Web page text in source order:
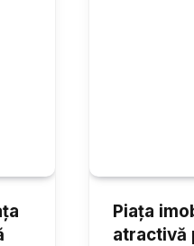
Piața
atractivă